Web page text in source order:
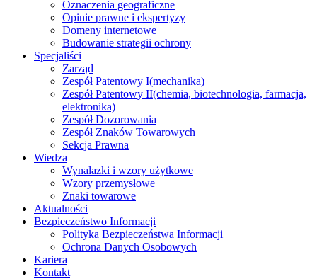
Oznaczenia geograficzne
Opinie prawne i ekspertyzy
Domeny internetowe
Budowanie strategii ochrony
Specjaliści
Zarząd
Zespół Patentowy I(mechanika)
Zespół Patentowy II(chemia, biotechnologia, farmacja,
elektronika)
Zespół Dozorowania
Zespół Znaków Towarowych
Sekcja Prawna
Wiedza
Wynalazki i wzory użytkowe
Wzory przemysłowe
Znaki towarowe
Aktualności
Bezpieczeństwo Informacji
Polityka Bezpieczeństwa Informacji
Ochrona Danych Osobowych
Kariera
Kontakt